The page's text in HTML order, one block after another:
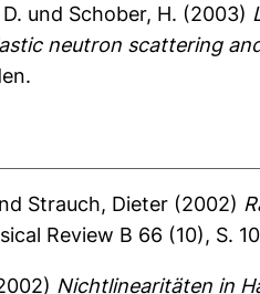
und Schober, H. (2003)
neutron scattering
Strauch, Dieter (2002)
Review B 66 (10), S.
Nichtlinearitäten in